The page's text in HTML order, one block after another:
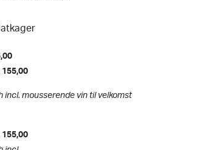
155,00
incl. mousserende vin til velkomst
155,00